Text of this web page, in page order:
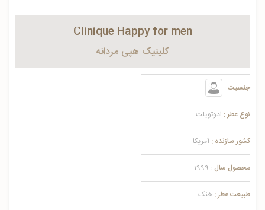
Clinique Happy for men
کلینیک هپي مردانه
جنسیت :
نوع عطر : ادوتویلت
کشور سازنده : آمریکا
محصول سال : 1999
طبیعت عطر : خنک